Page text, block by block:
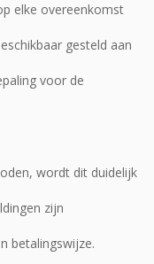
elke overeenkomst
gesteld aan
voor de
wordt dit duidelijk
zijn
betalingswijze.